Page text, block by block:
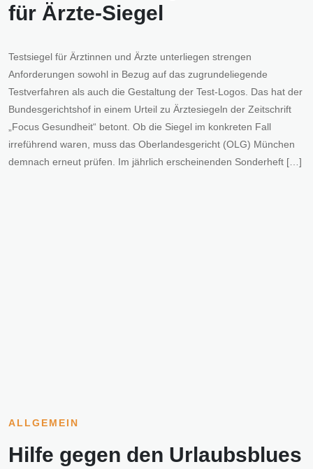
für Ärzte-Siegel
Testsiegel für Ärztinnen und Ärzte unterliegen strengen
Anforderungen sowohl in Bezug auf das zugrundeliegende
Testverfahren als auch die Gestaltung der Test-Logos. Das hat der
Bundesgerichtshof in einem Urteil zu Ärztesiegeln der Zeitschrift
„Focus Gesundheit“ betont. Ob die Siegel im konkreten Fall
irreführend waren, muss das Oberlandesgericht (OLG) München
demnach erneut prüfen. Im jährlich erscheinenden Sonderheft […]
ALLGEMEIN
Hilfe gegen den Urlaubsblues